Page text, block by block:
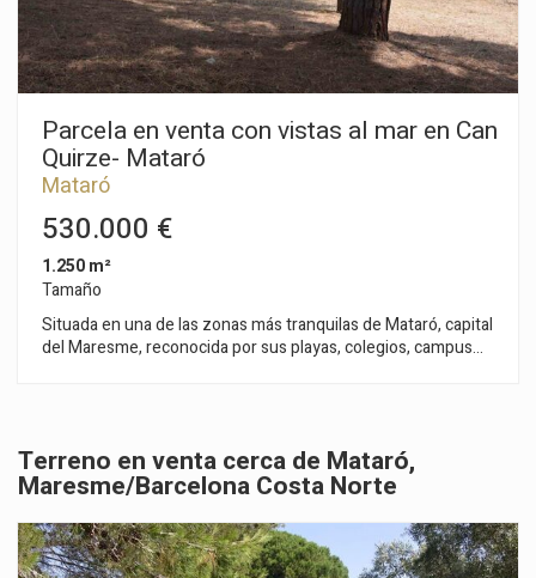
Parcela en venta con vistas al mar en Can
Quirze- Mataró
Mataró
530.000 €
1.250 m²
Tamaño
Situada en una de las zonas más tranquilas de Mataró, capital
del Maresme, reconocida por sus playas, colegios, campus
comercial y a 3 minutos en coche del centro con todos los
servicios. Superficie catastral parcela 1.229,00 m2
368,70 m2 Separación vial 5,00 m Separación laterales 3,00 m
Separación fondo 3,00 m ARM Altura reguladora 7,00 m
Terreno en venta cerca de Mataró,
Maresme/Barcelona Costa Norte